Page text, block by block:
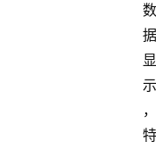
数
据
显
示
，
特